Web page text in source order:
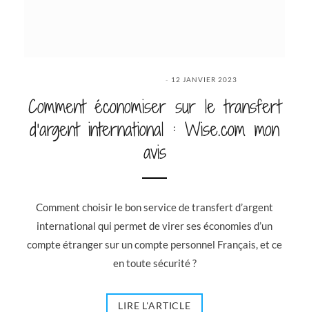
12 JANVIER 2023
Comment économiser sur le transfert
d’argent international : Wise.com mon
avis
Comment choisir le bon service de transfert d’argent
international qui permet de virer ses économies d’un
compte étranger sur un compte personnel Français, et ce
en toute sécurité ?
LIRE L'ARTICLE